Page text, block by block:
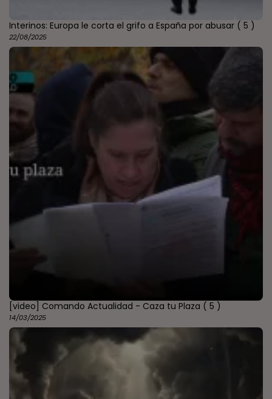
Interinos: Europa le corta el grifo a España por abusar ( 5 )
22/08/2025
[video] Comando Actualidad - Caza tu Plaza ( 5 )
14/03/2025